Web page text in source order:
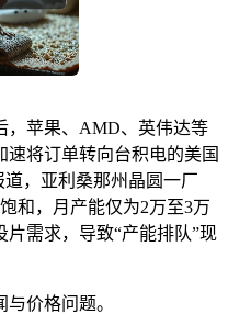
，苹果、AMD、英伟达等
将订单转向台积电的美国
，亚利桑那州晶圆一厂
和，月产能仅为2万至3万
需求，导致“产能排队”现
价格问题。